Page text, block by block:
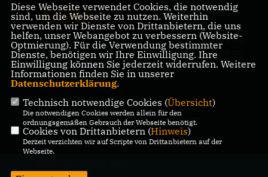
Abgeordneten aus
allen Bezirken
Berlins sind wir die
größte Fraktion im
Berliner Abgeordnetenhaus.
IMPRESSUM DATENSCHUTZ KONTAKT
Diese Webseite verwendet Cookies, die notwendig
sind, um die Webseite zu nutzen. Weiterhin
verwenden wir Dienste von Drittanbietern, die uns
helfen, unser Webangebot zu verbessern (Website-
Optmierung). Für die Verwendung bestimmter
Dienste, benötigen wir Ihre Einwilligung. Ihre
Einwilligung können Sie jederzeit widerrufen. Weitere
Informationen finden Sie in unserer
Datenschutzerklärung.
Technisch notwendige Cookies (Übersicht)
Die notwendigen Cookies werden allein für den
ordnungsgemäßen Gebrauch der Webseite benötigt.
Cookies von Drittanbietern (Hinweis)
Derzeit verzichten wir auf Scripte von Drittanbietern auf der
Webseite.